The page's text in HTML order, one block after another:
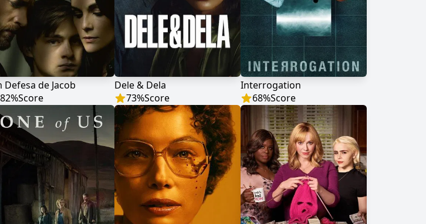
Defesa de Jacob
82%Score
Dele & Dela
73%Score
Interrogation
68%Score